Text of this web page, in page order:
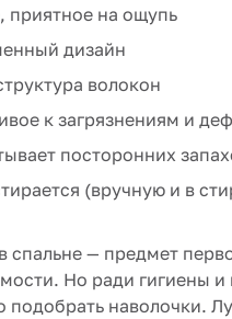
приятное на ощупь
дизайн
волокон
к загрязнениям и
посторонних
(вручную и в
спальне — предмет
Но ради гигиены и
подобрать наволочки.